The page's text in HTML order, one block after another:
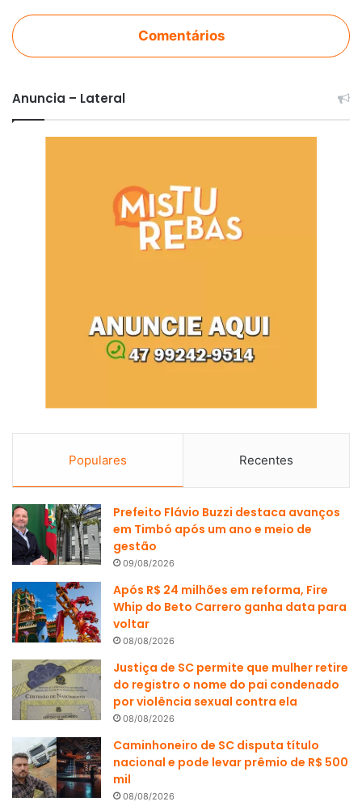
Comentários
Anuncia – Lateral
Populares Recentes
Prefeito Flávio Buzzi destaca avanços
em Timbó após um ano e meio de
gestão
09/08/2026
Após R$ 24 milhões em reforma, Fire
Whip do Beto Carrero ganha data para
voltar
08/08/2026
Justiça de SC permite que mulher retire
do registro o nome do pai condenado
por violência sexual contra ela
08/08/2026
Caminhoneiro de SC disputa título
nacional e pode levar prêmio de R$ 500
mil
08/08/2026